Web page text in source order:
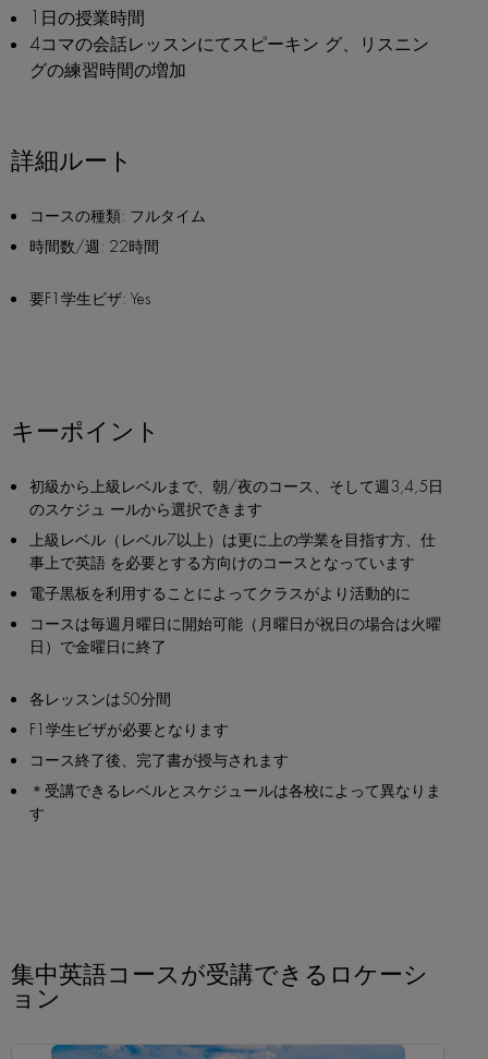
1日の授業時間
4コマの会話レッスンにてスピーキン グ、リスニン
グの練習時間の増加
詳細ルート
コースの種類: フルタイム
時間数/週: 22時間
要F1学生ビザ: Yes
キーポイント
初級から上級レベルまで、朝/夜のコース、そして週3,4,5日
のスケジュ ールから選択できます
上級レベル（レベル7以上）は更に上の学業を目指す方、仕
事上で英語 を必要とする方向けのコースとなっています
電子黒板を利用することによってクラスがより活動的に
コースは毎週月曜日に開始可能（月曜日が祝日の場合は火曜
日）で金曜日に終了
各レッスンは50分間
F1学生ビザが必要となります
コース終了後、完了書が授与されます
＊受講できるレベルとスケジュールは各校によって異なりま
す
集中英語コースが受講できるロケーシ
ョン